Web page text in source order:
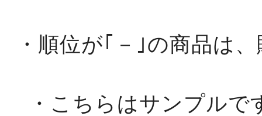
・順位が｢－｣の商品は
・こちらはサンプルで